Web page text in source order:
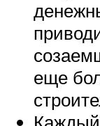
еще